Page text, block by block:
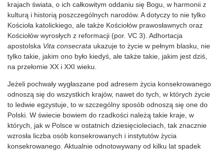
krajach świata, o ich całkowitym oddaniu się Bogu, w harmonii z
kulturą i historią poszczególnych narodów. A dotyczy to nie tylko
Kościoła katolickiego, ale także Kościołów prawosławnych oraz
Kościołów wyrosłych z reformacji (por. VC 3). Adhortacja
apostolska Vita consecrata ukazuje to życie w pełnym blasku, nie
tylko takie, jakim ono było kiedyś, ale także takie, jakim jest dziś,
na przełomie XX i XXI wieku.
Jeżeli pochwały wygłaszane pod adresem życia konsekrowanego
odnoszą się do wszystkich krajów, nawet do tych, w których życie
to ledwie egzystuje, to w szczególny sposób odnoszą się one do
Polski. W świecie bowiem do rzadkości należą takie kraje, w
których, jak w Polsce w ostatnich dziesięcioleciach, tak znacznie
wzrosła liczba osób konsekrowanych i instytutów życia
konsekrowanego. Aktualnie odnotowywany od kilku lat spadek